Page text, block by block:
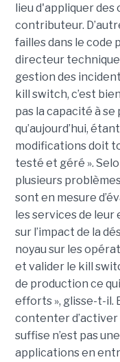
lieu d'appliquer des
contributeur.
failles dans le code
directeur
gestion des
kill switch, c’est
pas la capacité à
qu’aujourd’hui,
modifications doit
testé et géré ».
plusieurs
sont en mesure
les services de leur
sur l’impact de la
noyau sur les
et valider le kill
de production ce
efforts », glisse-t-il.
contenter d’activer
suffise n’est pas
applications en